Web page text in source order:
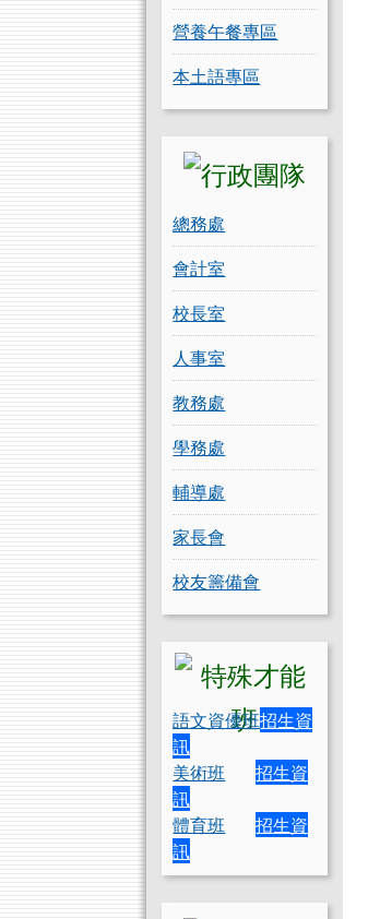
營養午餐專區
本土語專區
總務處
會計室
校長室
人事室
教務處
學務處
輔導處
家長會
校友籌備會
語文資優班招生資
訊
美術班
招生資
訊
體育班
招生資
訊